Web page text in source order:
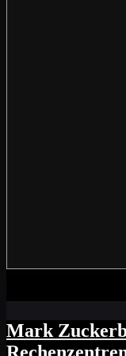
Mark